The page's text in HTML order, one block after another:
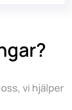
vi hjälper